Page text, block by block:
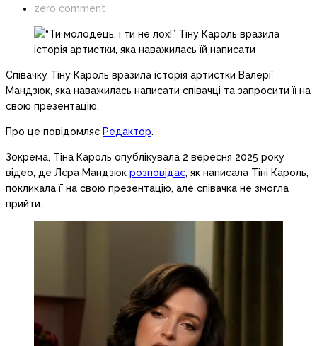
zero comment
Співачку Тіну Кароль вразила історія артистки Валерії
Мандзюк, яка наважилась написати співачці та запросити її на
свою презентацію.
Про це повідомляє Редактор.
Зокрема, Тіна Кароль опублікувала 2 вересня 2025 року
відео, де Лєра Мандзюк розповідає, як написала Тіні Кароль,
покликала її на свою презентацію, але співачка не змогла
прийти.